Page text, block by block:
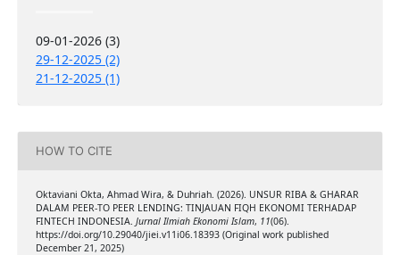
09-01-2026 (3)
29-12-2025 (2)
21-12-2025 (1)
HOW TO CITE
Oktaviani Okta, Ahmad Wira, & Duhriah. (2026). UNSUR RIBA & GHARAR
DALAM PEER-TO PEER LENDING: TINJAUAN FIQH EKONOMI TERHADAP
FINTECH INDONESIA. Jurnal Ilmiah Ekonomi Islam, 11(06).
https://doi.org/10.29040/jiei.v11i06.18393 (Original work published
December 21, 2025)